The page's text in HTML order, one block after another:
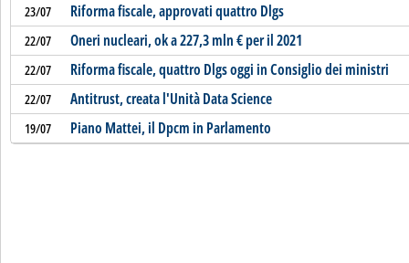
23/07 Riforma fiscale, approvati quattro Dlgs
22/07 Oneri nucleari, ok a 227,3 mln € per il 2021
22/07 Riforma fiscale, quattro Dlgs oggi in Consiglio dei ministri
22/07 Antitrust, creata l'Unità Data Science
19/07 Piano Mattei, il Dpcm in Parlamento